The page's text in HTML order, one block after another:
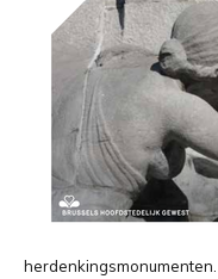
herdenkingsmonumenten.